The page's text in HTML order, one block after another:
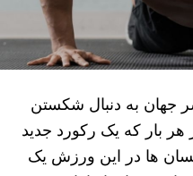
جهان به دنبال شکستن
بار که یک رکورد جدید
ها در این ورزش یک